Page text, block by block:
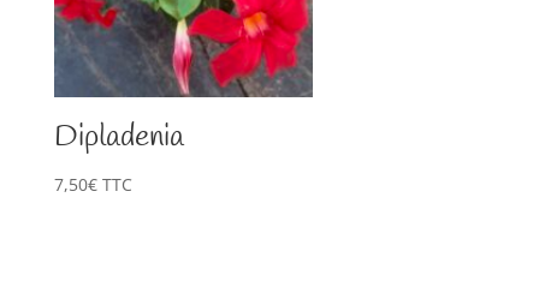
Dipladenia
7,50€ TTC